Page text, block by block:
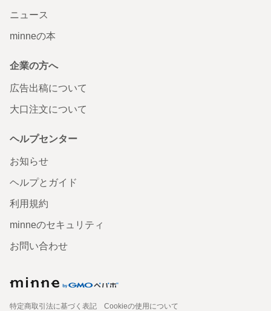
ニュース
minneの本
企業の方へ
広告出稿について
大口注文について
ヘルプセンター
お知らせ
ヘルプとガイド
利用規約
minneのセキュリティ
お問い合わせ
特定商取引法に基づく表記
Cookieの使用について